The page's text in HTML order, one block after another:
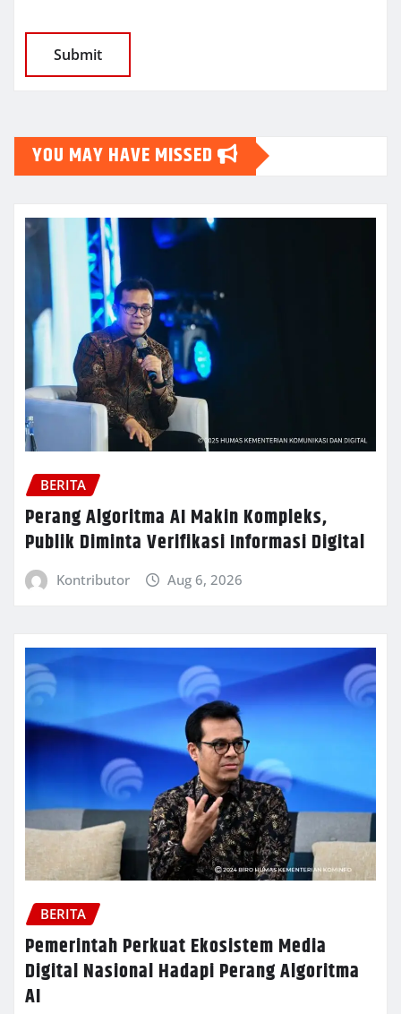
YOU MAY HAVE MISSED
BERITA
Perang Algoritma AI Makin Kompleks,
Publik Diminta Verifikasi Informasi Digital
Kontributor Aug 6, 2026
BERITA
Pemerintah Perkuat Ekosistem Media
Digital Nasional Hadapi Perang Algoritma
AI